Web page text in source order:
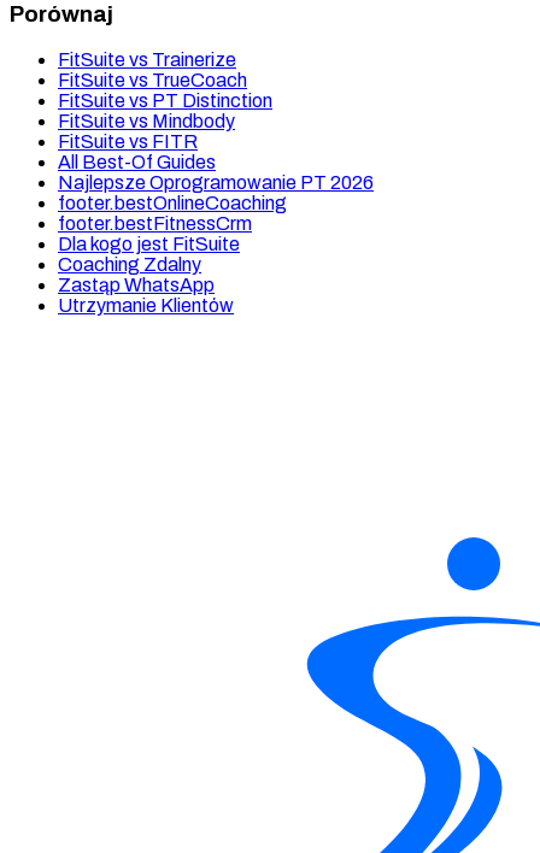
Porównaj
FitSuite vs Trainerize
FitSuite vs TrueCoach
FitSuite vs PT Distinction
FitSuite vs Mindbody
FitSuite vs FITR
All Best-Of Guides
Najlepsze Oprogramowanie PT 2026
footer.bestOnlineCoaching
footer.bestFitnessCrm
Dla kogo jest FitSuite
Coaching Zdalny
Zastąp WhatsApp
Utrzymanie Klientów